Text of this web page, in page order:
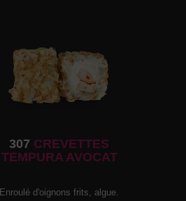
307 CREVETTES
TEMPURA AVOCAT
Enroulé d'oignons frits, algue.